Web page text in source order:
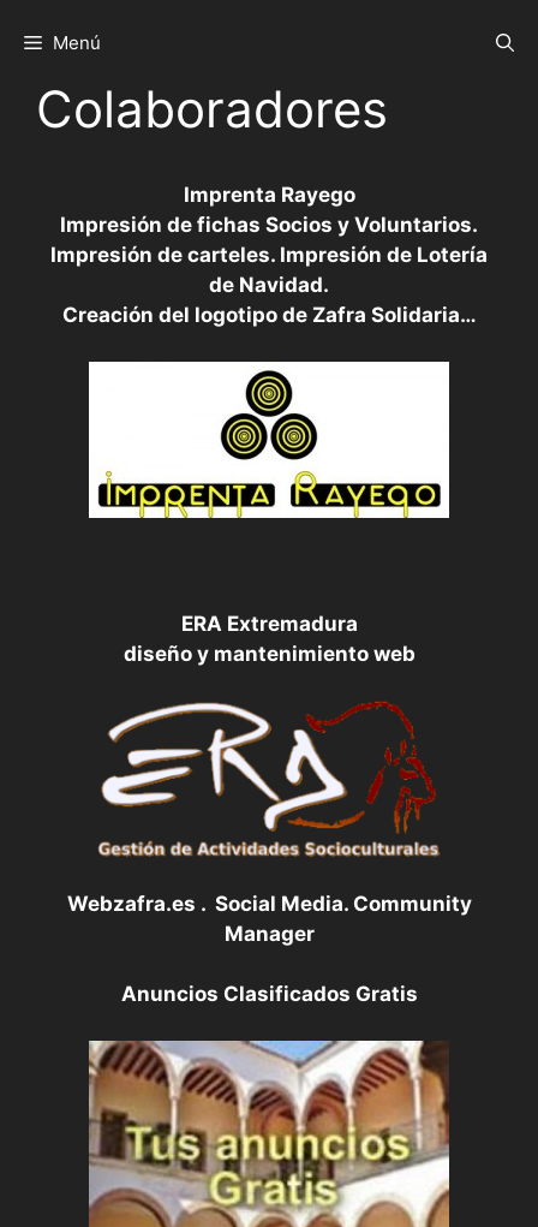
Menú
Colaboradores
Imprenta Rayego
Impresión de fichas Socios y Voluntarios.
Impresión de carteles. Impresión de Lotería
de Navidad.
Creación del logotipo de Zafra Solidaria…
ERA Extremadura
diseño y mantenimiento web
Webzafra.es . Social Media. Community
Manager
Anuncios Clasificados Gratis